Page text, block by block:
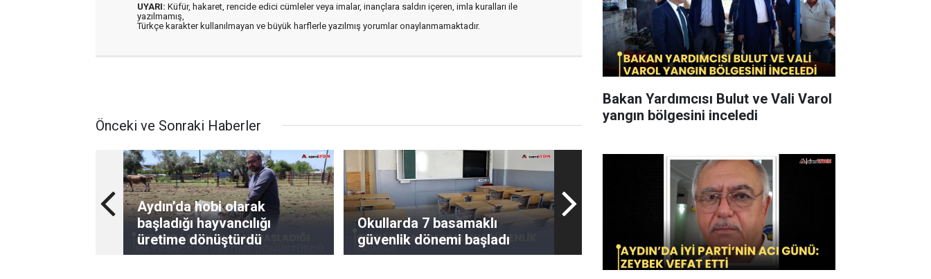
UYARI: Küfür, hakaret, rencide edici cümleler veya imalar, inançlara saldırı içeren, imla kuralları ile
yazılmamış,
Türkçe karakter kullanılmayan ve büyük harflerle yazılmış yorumlar onaylanmamaktadır.
Önceki ve Sonraki Haberler
Aydın’da hobi olarak
başladığı hayvancılığı
üretime dönüştürdü
Okullarda 7 basamaklı
güvenlik dönemi başladı
Bakan Yardımcısı Bulut ve Vali Varol
yangın bölgesini inceledi